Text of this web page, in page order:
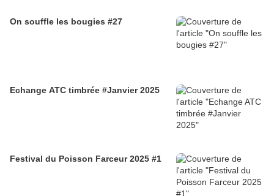
On souffle les bougies #27
Echange ATC timbrée #Janvier 2025
Festival du Poisson Farceur 2025 #1